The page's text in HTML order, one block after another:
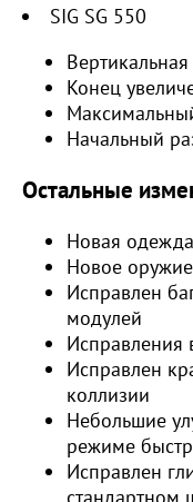
SIG SG 550
Конец
Начальный
Остальные
Новая
Новое
Исправлен
модулей
Исправления
Исправлен
коллизии
Небольшие
режиме
Исправлен